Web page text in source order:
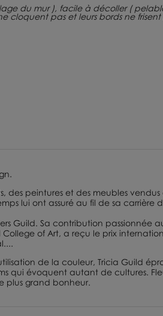
du mur ), facile à décoller (
cloquent pas et leurs bords ne
des peintures et des meubles
lui ont assuré au fil de sa
Guild. Sa contribution passionnée
College of Art, a reçu le prix
de la couleur, Tricia Guild
qui évoquent autant de cultures.
plus grand bonheur.